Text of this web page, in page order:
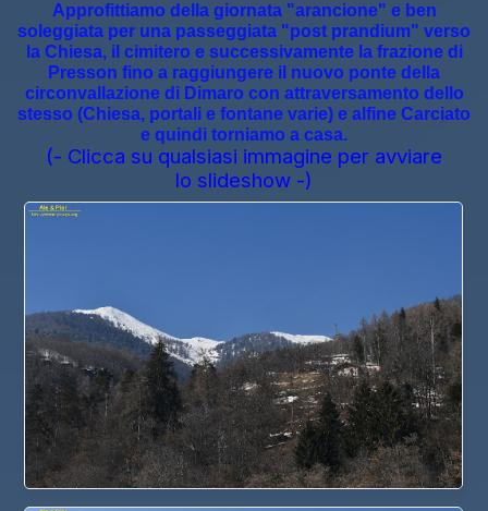
Approfittiamo della giornata "arancione" e ben
soleggiata per una passeggiata "post prandium" verso
la Chiesa, il cimitero e successivamente la frazione di
Presson fino a raggiungere il nuovo ponte della
circonvallazione di Dimaro con attraversamento dello
stesso (Chiesa, portali e fontane varie) e alfine Carciato
e quindi torniamo a casa.
(- Clicca su qualsiasi immagine per avviare
lo slideshow -)